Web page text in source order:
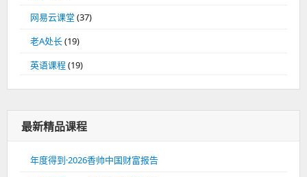
网易云课堂 (37)
老A处长(19)
英语课程(19)
最新精品课程
年度得到·2026香帅中国财富报告